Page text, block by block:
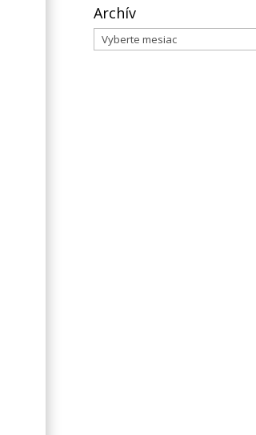
Archív
Archív